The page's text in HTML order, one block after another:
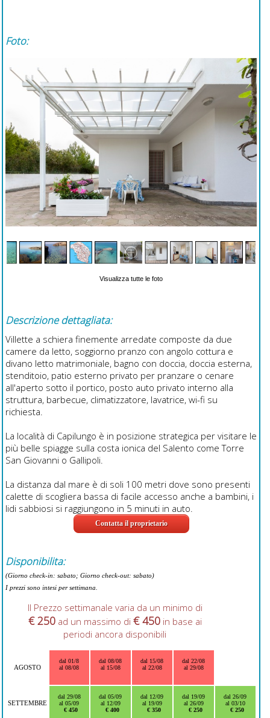
Foto:
Visualizza tutte le foto
Descrizione dettagliata:
Villette a schiera finemente arredate composte da due
camere da letto, soggiorno pranzo con angolo cottura e
divano letto matrimoniale, bagno con doccia, doccia esterna,
stenditoio, patio esterno privato per pranzare o cenare
all'aperto sotto il portico, posto auto privato interno alla
struttura, barbecue, climatizzatore, lavatrice, wi-fi su
richiesta.
La località di Capilungo è in posizione strategica per visitare le
più belle spiagge sulla costa ionica del Salento come Torre
San Giovanni o Gallipoli.
La distanza dal mare è di soli 100 metri dove sono presenti
calette di scogliera bassa di facile accesso anche a bambini, i
lidi sabbiosi si raggiungono in 5 minuti in auto.
Contatta il proprietario
Disponibilita:
(Giorno check-in: sabato; Giorno check-out: sabato)
I prezzi sono intesi per settimana.
Il Prezzo settimanale varia da un minimo di
€ 250ad un massimo di € 450in base ai
periodi ancora disponibili
AGOSTO
dal 01/8
al 08/08
dal 08/08
al 15/08
dal 15/08
al 22/08
dal 22/08
al 29/08
SETTEMBRE
dal 29/08
al 05/09
€ 450
dal 05/09
al 12/09
€ 400
dal 12/09
al 19/09
€ 350
dal 19/09
al 26/09
€ 250
dal 26/09
al 03/10
€ 250